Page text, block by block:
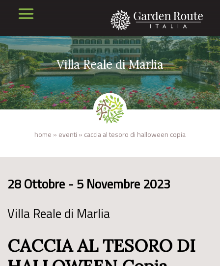
Villa Reale di Marlia
home » eventi » caccia al tesoro di halloween copia
28 Ottobre - 5 Novembre 2023
Villa Reale di Marlia
CACCIA AL TESORO DI